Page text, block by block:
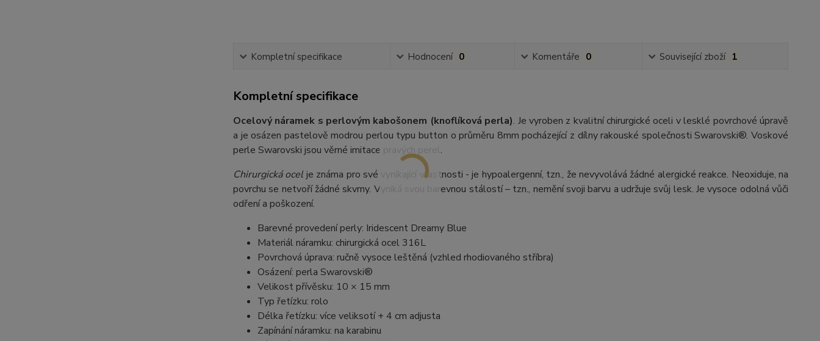
Kompletní specifikace Hodnocení 0 Komentáře 0 Související zboží 1
Kompletní specifikace
Ocelový náramek s perlovým kabošonem (knoflíková perla). Je vyroben z kvalitní chirurgické oceli v lesklé povrchové úpravě
a je osázen pastelově modrou perlou typu button o průměru 8mm pocházející z dílny rakouské společnosti Swarovski®. Voskové
perle Swarovski jsou věrné imitace pravých perel.
Chirurgická ocel je známa pro své vynikající vlastnosti - je hypoalergenní, tzn., že nevyvolává žádné alergické reakce. Neoxiduje, na
povrchu se netvoří žádné skvrny. Vyniká svou barevnou stálostí – tzn., nemění svoji barvu a udržuje svůj lesk. Je vysoce odolná vůči
odření a poškození.
Barevné provedení perly: Iridescent Dreamy Blue
Materiál náramku: chirurgická ocel 316L
Povrchová úprava: ručně vysoce leštěná (vzhled rhodiovaného stříbra)
Osázení: perla Swarovski®
Velikost přívěsku: 10 × 15 mm
Typ řetízku: rolo
Délka řetízku: více veliksotí + 4 cm adjusta
Zapínání náramku: na karabinu